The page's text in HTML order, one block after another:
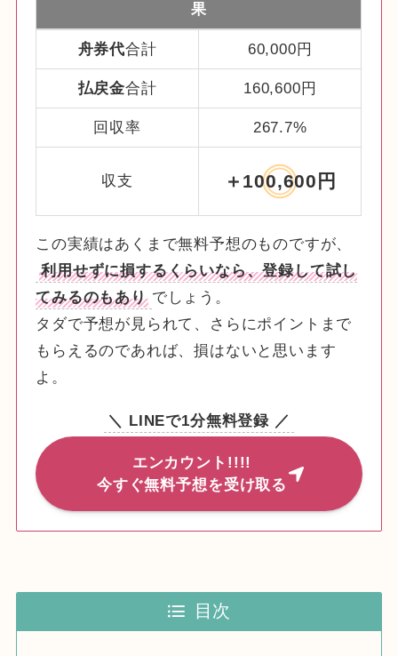
果
舟券代合計 60,000円
払戻金合計 160,600円
回収率 267.7%
収支 ＋100,600円
この実績はあくまで無料予想のものですが、
利用せずに損するくらいなら、登録して試し
てみるのもあり でしょう。
タダで予想が見られて、さらにポイントまで
もらえるのであれば、損はないと思います
よ。
＼ LINEで1分無料登録 ／
エンカウント!!!!
今すぐ無料予想を受け取る
目次